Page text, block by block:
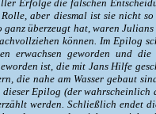
Erfolge die falschen
aber diesmal ist sie nicht so
überzeugt hat, waren
können. Im Epilog
erwachsen geworden und die
ist, die mit Jans Hilfe
die nahe am Wasser gebaut
Epilog (der wahrscheinlich
werden. Schließlich endet